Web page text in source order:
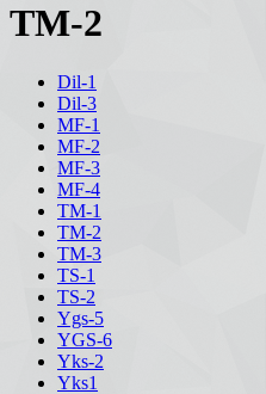
TM-2
Dil-1
Dil-3
MF-1
MF-2
MF-3
MF-4
TM-1
TM-2
TM-3
TS-1
TS-2
Ygs-5
YGS-6
Yks-2
Yks1